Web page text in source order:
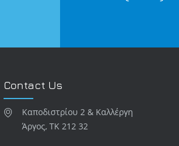
Contact Us
Καποδιστρίου 2 & Καλλέργη
Άργος, TK 212 32